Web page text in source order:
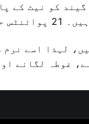
ٹیم جیت جاتی ہے۔
غوطہ لگانے